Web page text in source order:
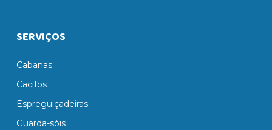
SERVIÇOS
Cabanas
Cacifos
Espreguiçadeiras
Guarda-sóis